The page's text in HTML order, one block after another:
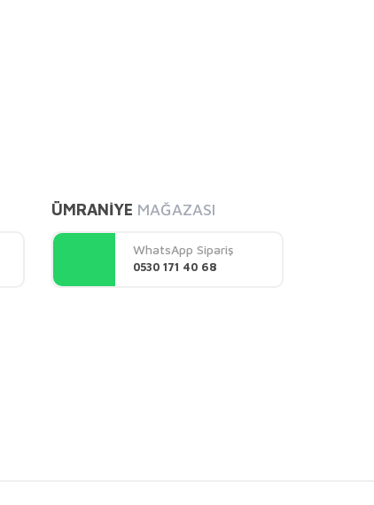
ÜMRANİYE MAĞAZASI
WhatsApp Sipariş
0530 171 40 68